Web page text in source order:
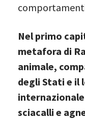
Nel primo
metafora di
animale,
degli Stati e il
sciacalli e